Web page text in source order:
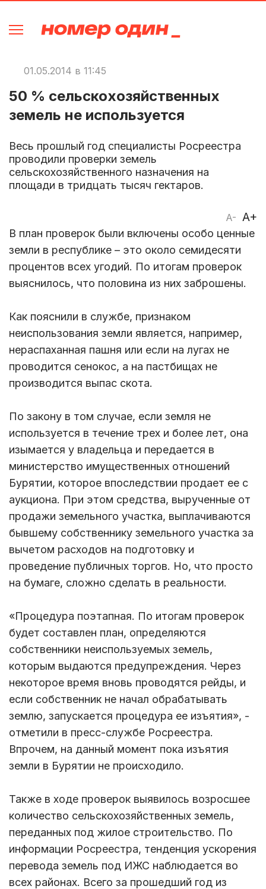
01.05.2014 в 11:45
50 % сельскохозяйственных
земель не используется
Весь прошлый год специалисты Росреестра
проводили проверки земель
сельскохозяйственного назначения на
площади в тридцать тысяч гектаров.
A- A+
В план проверок были включены особо ценные
земли в республике – это около семидесяти
процентов всех угодий. По итогам проверок
выяснилось, что половина из них заброшены.
Как пояснили в службе, признаком
неиспользования земли является, например,
нераспаханная пашня или если на лугах не
проводится сенокос, а на пастбищах не
производится выпас скота.
По закону в том случае, если земля не
используется в течение трех и более лет, она
изымается у владельца и передается в
министерство имущественных отношений
Бурятии, которое впоследствии продает ее с
аукциона. При этом средства, вырученные от
продажи земельного участка, выплачиваются
бывшему собственнику земельного участка за
вычетом расходов на подготовку и
проведение публичных торгов. Но, что просто
на бумаге, сложно сделать в реальности.
«Процедура поэтапная. По итогам проверок
будет составлен план, определяются
собственники неиспользуемых земель,
которым выдаются предупреждения. Через
некоторое время вновь проводятся рейды, и
если собственник не начал обрабатывать
землю, запускается процедура ее изъятия», -
отметили в пресс-службе Росреестра.
Впрочем, на данный момент пока изъятия
земли в Бурятии не происходило.
Также в ходе проверок выявилось возросшее
количество сельскохозяйственных земель,
переданных под жилое строительство. По
информации Росреестра, тенденция ускорения
перевода земель под ИЖС наблюдается во
всех районах. Всего за прошедший год из